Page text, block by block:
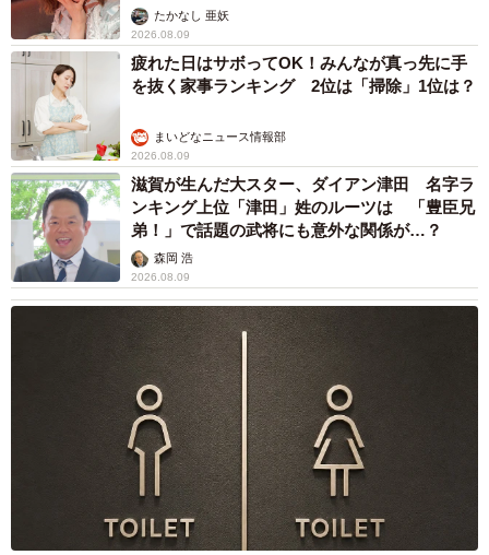
ょう。
ャストに取材】
たかなし 亜妖
2026.08.09
疲れた日はサボってOK！みんなが真っ先に手
を抜く家事ランキング 2位は「掃除」1位は？
まいどなニュース情報部
2026.08.09
滋賀が生んだ大スター、ダイアン津田 名字ラ
ンキング上位「津田」姓のルーツは 「豊臣兄
弟！」で話題の武将にも意外な関係が…？
森岡 浩
2026.08.09